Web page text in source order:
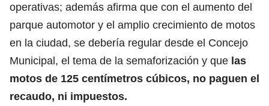
operativas; además afirma que con el aumento del
parque automotor y el amplio crecimiento de motos
en la ciudad, se debería regular desde el Concejo
Municipal, el tema de la semaforización y que las
motos de 125 centímetros cúbicos, no paguen el
recaudo, ni impuestos.